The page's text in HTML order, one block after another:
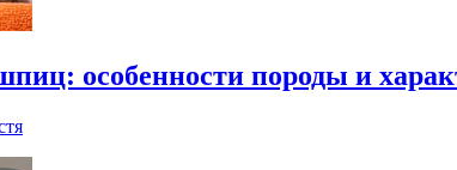
особенности породы и